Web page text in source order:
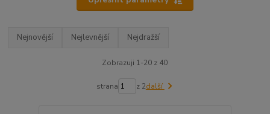
Nejnovější Nejlevnější Nejdražší
Zobrazuji 1-20 z 40
strana z 2další